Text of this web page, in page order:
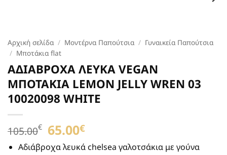
Αρχική σελίδα / Μοντέρνα Παπούτσια / Γυναικεία Παπούτσια
/ Μποτάκια flat
ΑΔΙΑΒΡΟΧΑ ΛΕΥΚΑ VEGAN
ΜΠΟΤΑΚΙΑ LEMON JELLY WREN 03
10020098 WHITE
105.00€ Original
price
was:
65.00€Η
τιμή
Αδιάβροχα λευκά chelsea γαλοτσάκια με γούνα